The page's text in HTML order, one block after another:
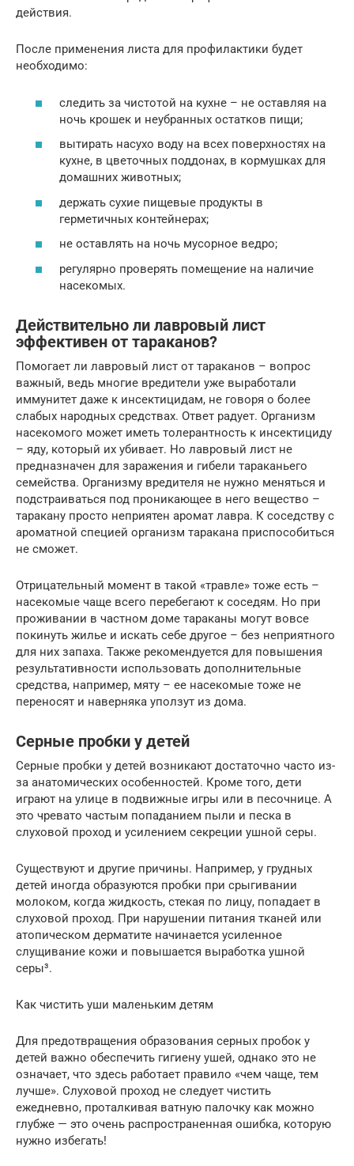
действия.
После применения листа для профилактики будет
необходимо:
следить за чистотой на кухне – не оставляя на
ночь крошек и неубранных остатков пищи;
вытирать насухо воду на всех поверхностях на
кухне, в цветочных поддонах, в кормушках для
домашних животных;
держать сухие пищевые продукты в
герметичных контейнерах;
не оставлять на ночь мусорное ведро;
регулярно проверять помещение на наличие
насекомых.
Действительно ли лавровый лист
эффективен от тараканов?
Помогает ли лавровый лист от тараканов – вопрос
важный, ведь многие вредители уже выработали
иммунитет даже к инсектицидам, не говоря о более
слабых народных средствах. Ответ радует. Организм
насекомого может иметь толерантность к инсектициду
– яду, который их убивает. Но лавровый лист не
предназначен для заражения и гибели тараканьего
семейства. Организму вредителя не нужно меняться и
подстраиваться под проникающее в него вещество –
таракану просто неприятен аромат лавра. К соседству с
ароматной специей организм таракана приспособиться
не сможет.
Отрицательный момент в такой «травле» тоже есть –
насекомые чаще всего перебегают к соседям. Но при
проживании в частном доме тараканы могут вовсе
покинуть жилье и искать себе другое – без неприятного
для них запаха. Также рекомендуется для повышения
результативности использовать дополнительные
средства, например, мяту – ее насекомые тоже не
переносят и наверняка уползут из дома.
Серные пробки у детей
Серные пробки у детей возникают достаточно часто из-
за анатомических особенностей. Кроме того, дети
играют на улице в подвижные игры или в песочнице. А
это чревато частым попаданием пыли и песка в
слуховой проход и усилением секреции ушной серы.
Существуют и другие причины. Например, у грудных
детей иногда образуются пробки при срыгивании
молоком, когда жидкость, стекая по лицу, попадает в
слуховой проход. При нарушении питания тканей или
атопическом дерматите начинается усиленное
слущивание кожи и повышается выработка ушной
серы³.
Как чистить уши маленьким детям
Для предотвращения образования серных пробок у
детей важно обеспечить гигиену ушей, однако это не
означает, что здесь работает правило «чем чаще, тем
лучше». Слуховой проход не следует чистить
ежедневно, проталкивая ватную палочку как можно
глубже — это очень распространенная ошибка, которую
нужно избегать!